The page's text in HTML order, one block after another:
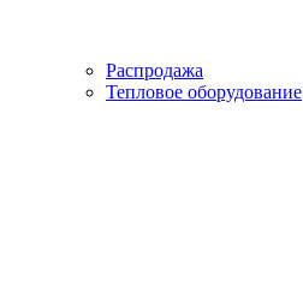
Распродажа
Тепловое оборудование